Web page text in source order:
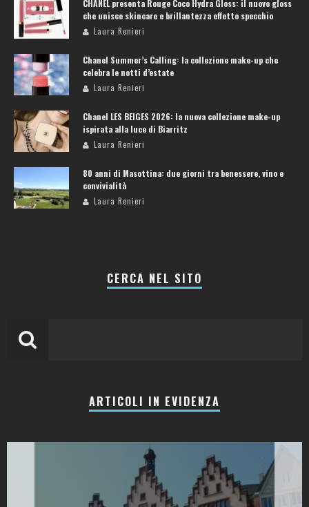
CHANEL presenta Rouge Coco Hydra Gloss: il nuovo gloss
che unisce skincare e brillantezza effetto specchio
Laura Renieri
Chanel Summer’s Calling: la collezione make-up che
celebra le notti d’estate
Laura Renieri
Chanel LES BEIGES 2026: la nuova collezione make-up
ispirata alla luce di Biarritz
Laura Renieri
80 anni di Masottina: due giorni tra benessere, vino e
convivialità
Laura Renieri
CERCA NEL SITO
ARTICOLI IN EVIDENZA